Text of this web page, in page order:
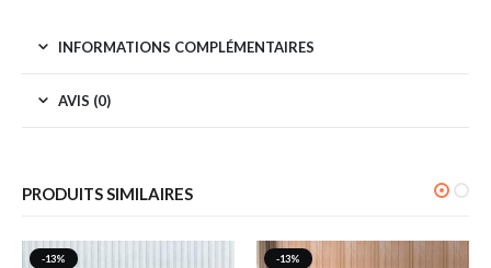
INFORMATIONS COMPLÉMENTAIRES
AVIS (0)
PRODUITS SIMILAIRES
-13% -13%